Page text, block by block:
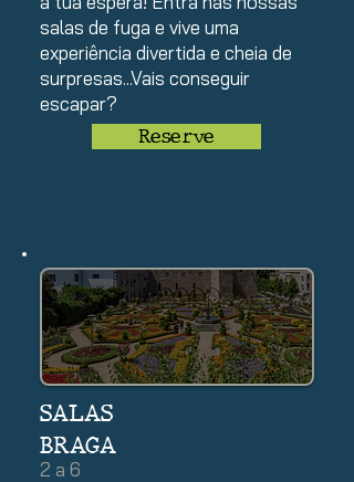
salas de fuga e vive uma
experiência divertida e cheia de
surpresas...Vais conseguir
escapar?
Reserve
SALAS
BRAGA
2 a 6